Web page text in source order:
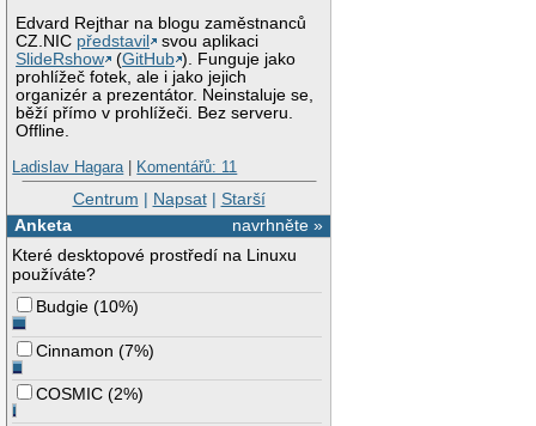
Edvard Rejthar na blogu zaměstnanců
CZ.NIC představil
svou aplikaci
SlideRshow
(GitHub ). Funguje jako
prohlížeč fotek, ale i jako jejich
organizér a prezentátor. Neinstaluje se,
běží přímo v prohlížeči. Bez serveru.
Offline.
Ladislav Hagara| Komentářů: 11
Centrum | Napsat| Starší
navrhněte »
Anketa
Které desktopové prostředí na Linuxu
používáte?
Budgie (10%)
Cinnamon (7%)
COSMIC (2%)